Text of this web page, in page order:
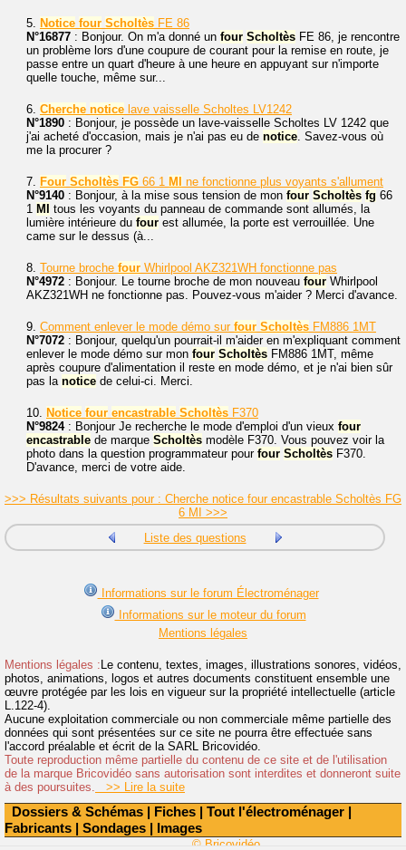
Dossiers & Schémas | Fiches | Tout l'électroménager |
Fabricants | Sondages | Images
5. Notice four Scholtès FE 86
N°16877 : Bonjour. On m'a donné un four Scholtès FE 86, je rencontre
un problème lors d'une coupure de courant pour la remise en route, je
passe entre un quart d'heure à une heure en appuyant sur n'importe
quelle touche, même sur...
6. Cherche notice lave vaisselle Scholtes LV1242
N°1890 : Bonjour, je possède un lave-vaisselle Scholtes LV 1242 que
j'ai acheté d'occasion, mais je n'ai pas eu de notice. Savez-vous où
me la procurer ?
7. Four Scholtès FG 66 1 MI
ne fonctionne plus voyants s'allument
N°9140 : Bonjour, à la mise sous tension de mon four Scholtès fg 66
1 MI
tous les voyants du panneau de commande sont allumés, la
lumière intérieure du four est allumée, la porte est verrouillée. Une
came sur le dessus (à...
8. Tourne broche four Whirlpool AKZ321WH fonctionne pas
N°4972 : Bonjour. Le tourne broche de mon nouveau four Whirlpool
AKZ321WH ne fonctionne pas. Pouvez-vous m'aider ? Merci d'avance.
9. Comment enlever le mode démo sur four Scholtès FM886 1MT
N°7072 : Bonjour, quelqu'un pourrait-il m'aider en m'expliquant comment
enlever le mode démo sur mon four Scholtès FM886 1MT, même
après coupure d'alimentation il reste en mode démo, et je n'ai bien sûr
pas la notice de celui-ci. Merci.
10. Notice four encastrable Scholtès F370
N°9824: Bonjour Je recherche le mode d'emploi d'un vieux four
encastrable de marque Scholtès modèle F370. Vous pouvez voir la
photo dans la question programmateur pour four Scholtès F370.
D'avance, merci de votre aide.
>>> Résultats suivants pour : Cherche notice four encastrable Scholtès FG
6 MI >>>
Liste des questions
Informations sur le forum Électroménager
Informations sur le moteur du forum
Mentions légales
Mentions légales : Le contenu, textes, images, illustrations sonores, vidéos,
photos, animations, logos et autres documents constituent ensemble une
œuvre protégée par les lois en vigueur sur la propriété intellectuelle (article
L.122-4).
Aucune exploitation commerciale ou non commerciale même partielle des
données qui sont présentées sur ce site ne pourra être effectuée sans
l'accord préalable et écrit de la SARL Bricovidéo.
Toute reproduction même partielle du contenu de ce site et de l'utilisation
de la marque Bricovidéo sans autorisation sont interdites et donneront suite
à des poursuites. >> Lire la suite
© Bricovidéo